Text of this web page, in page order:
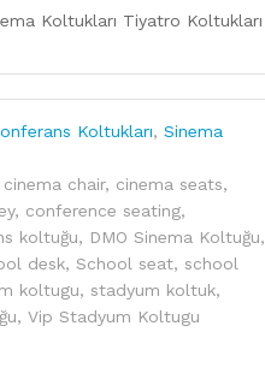
Koltukları Tiyatro Koltukları
Koltukları,Sinema
cinema chair, cinema seats,
, conference seating,
koltuğu, DMO Sinema Koltuğu,
desk,School seat,school
koltugu,stadyum koltuk,
,Vip Stadyum Koltugu